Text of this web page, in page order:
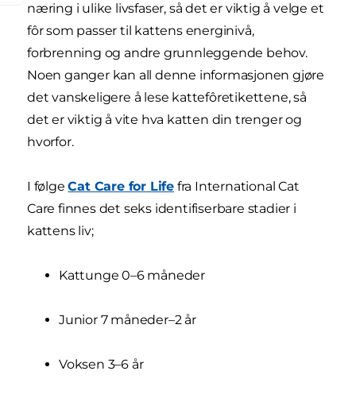
næring i ulike livsfaser, så det er viktig å velge et
fôr som passer til kattens energinivå,
forbrenning og andre grunnleggende behov.
Noen ganger kan all denne informasjonen gjøre
det vanskeligere å lese kattefôretikettene, så
det er viktig å vite hva katten din trenger og
hvorfor.
I følgeCat Care for Life fra International Cat
Care finnes det seks identifiserbare stadier i
kattens liv;
Kattunge 0–6 måneder
Junior 7 måneder–2 år
Voksen 3–6 år